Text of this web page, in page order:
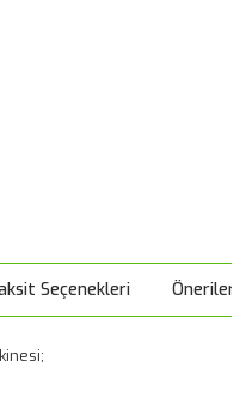
Seçenekleri